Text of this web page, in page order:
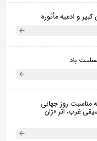
و ادعیه مأثوره
باد
مناسبت روز جهانی
موسیقی غرب، اثر «ژان